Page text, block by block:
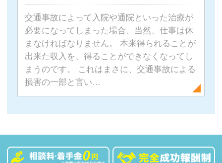
交通事故によって入院や通院といった治療が
必要になってしまった場合、当然、仕事は休
まなければなりません。 本来得られることが
出来た収入を、得ることができなくなってし
まうのです。 これはまさに、交通事故による
損害の一部と言い…